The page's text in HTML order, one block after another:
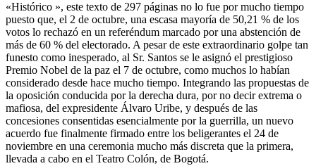
«Histórico », este texto de 297 páginas no lo fue por mucho tiempo
puesto que, el 2 de octubre, una escasa mayoría de 50,21 % de los
votos lo rechazó en un referéndum marcado por una abstención de
más de 60 % del electorado. A pesar de este extraordinario golpe tan
funesto como inesperado, al Sr. Santos se le asignó el prestigioso
Premio Nobel de la paz el 7 de octubre, como muchos lo habían
considerado desde hace mucho tiempo. Integrando las propuestas de
la oposición conducida por la derecha dura, por no decir extrema o
mafiosa, del expresidente Álvaro Uribe, y después de las
concesiones consentidas esencialmente por la guerrilla, un nuevo
acuerdo fue finalmente firmado entre los beligerantes el 24 de
noviembre en una ceremonia mucho más discreta que la primera,
llevada a cabo en el Teatro Colón, de Bogotá.